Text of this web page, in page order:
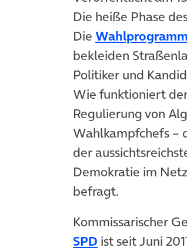
Die heiße Phase
Die
bekleiden
Politiker und
Wie funktioniert
Regulierung von
Wahlkampfchefs –
der
Demokratie im
befragt.
Kommissarischer
SPD ist seit Juni